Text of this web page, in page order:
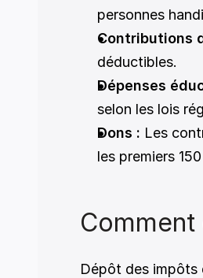
personnes
Contributions
déductibles.
Dépenses
selon les lois
Dons : Les
les premiers
Dépôt des impôts